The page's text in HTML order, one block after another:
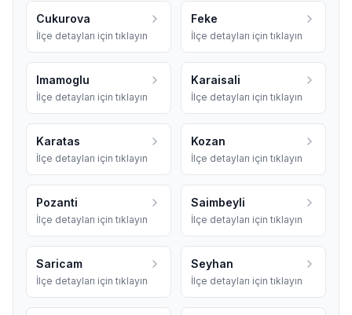
Cukurova
İlçe detayları için tıklayın
Feke
İlçe detayları için tıklayın
Imamoglu
İlçe detayları için tıklayın
Karaisali
İlçe detayları için tıklayın
Karatas
İlçe detayları için tıklayın
Kozan
İlçe detayları için tıklayın
Pozanti
İlçe detayları için tıklayın
Saimbeyli
İlçe detayları için tıklayın
Saricam
İlçe detayları için tıklayın
Seyhan
İlçe detayları için tıklayın